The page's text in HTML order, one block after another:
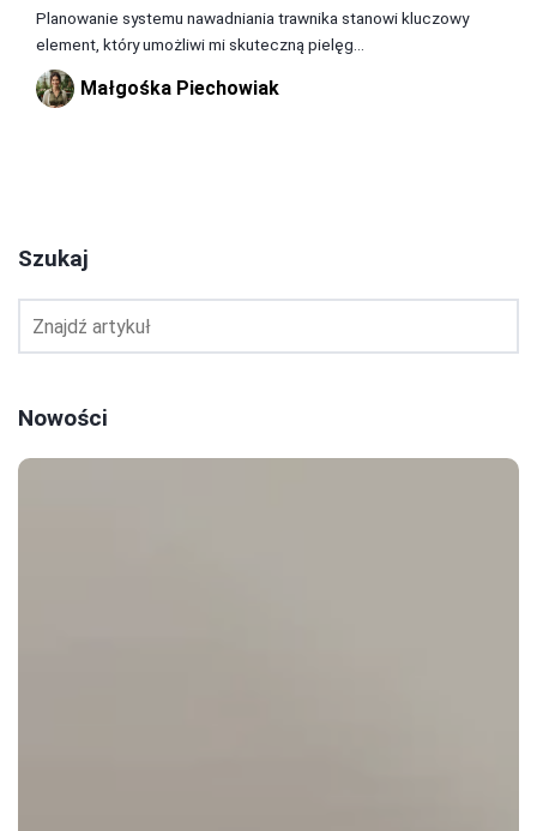
Planowanie systemu nawadniania trawnika stanowi kluczowy
element, który umożliwi mi skuteczną pielęg...
Małgośka Piechowiak
Szukaj
Nowości